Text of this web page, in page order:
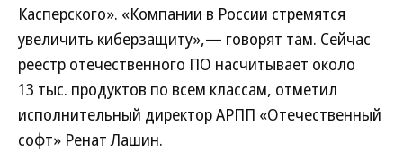
Касперского». «Компании в России стремятся
увеличить киберзащиту»,— говорят там. Сейчас
реестр отечественного ПО насчитывает около
13 тыс. продуктов по всем классам, отметил
исполнительный директор АРПП «Отечественный
софт» Ренат Лашин.